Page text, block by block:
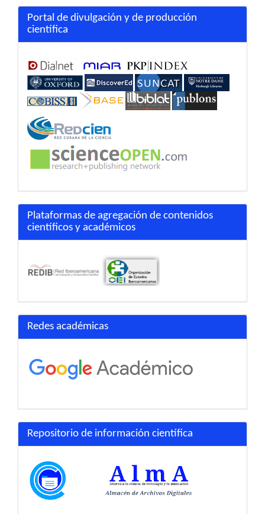
Portal de divulgación y de producción
científica
Plataformas de agregación de contenidos
científicos y académicos
Redes académicas
Repositorio de información científica